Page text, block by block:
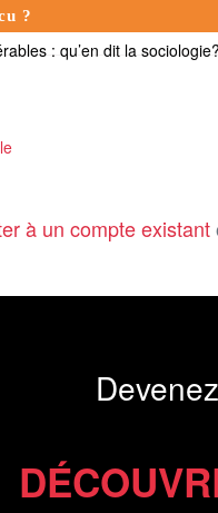
?
: qu’en dit la
à un compte existant